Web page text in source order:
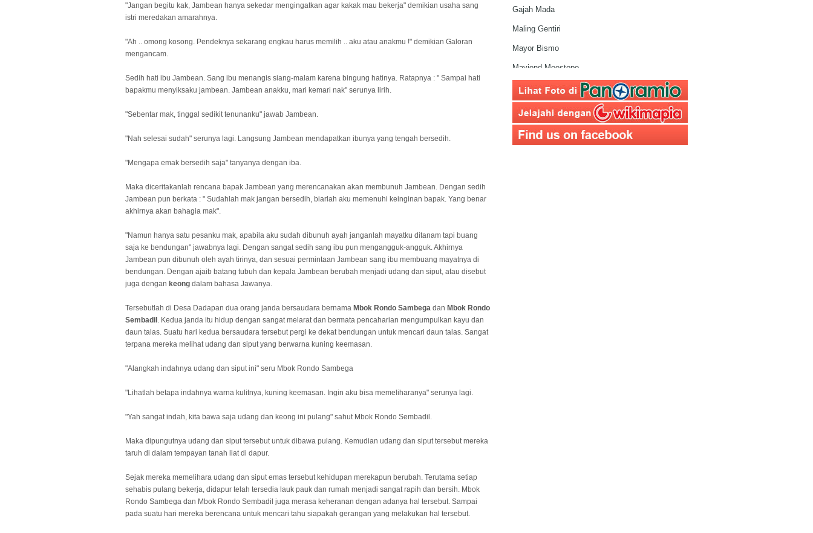
"Jangan begitu kak, Jambean hanya sekedar mengingatkan agar kakak mau bekerja" demikian usaha sang
istri meredakan amarahnya.
"Ah .. omong kosong. Pendeknya sekarang engkau harus memilih .. aku atau anakmu !" demikian Galoran
mengancam.
Sedih hati ibu Jambean. Sang ibu menangis siang-malam karena bingung hatinya. Ratapnya : " Sampai hati
bapakmu menyiksaku jambean. Jambean anakku, mari kemari nak" serunya lirih.
"Sebentar mak, tinggal sedikit tenunanku" jawab Jambean.
"Nah selesai sudah" serunya lagi. Langsung Jambean mendapatkan ibunya yang tengah bersedih.
"Mengapa emak bersedih saja" tanyanya dengan iba.
Maka diceritakanlah rencana bapak Jambean yang merencanakan akan membunuh Jambean. Dengan sedih
Jambean pun berkata : " Sudahlah mak jangan bersedih, biarlah aku memenuhi keinginan bapak. Yang benar
akhirnya akan bahagia mak".
"Namun hanya satu pesanku mak, apabila aku sudah dibunuh ayah janganlah mayatku ditanam tapi buang
saja ke bendungan" jawabnya lagi. Dengan sangat sedih sang ibu pun mengangguk-angguk. Akhirnya
Jambean pun dibunuh oleh ayah tirinya, dan sesuai permintaan Jambean sang ibu membuang mayatnya di
bendungan. Dengan ajaib batang tubuh dan kepala Jambean berubah menjadi udang dan siput, atau disebut
juga dengan keong dalam bahasa Jawanya.
Tersebutlah di Desa Dadapan dua orang janda bersaudara bernama Mbok Rondo Sambega dan Mbok Rondo
Sembadil . Kedua janda itu hidup dengan sangat melarat dan bermata pencaharian mengumpulkan kayu dan
daun talas. Suatu hari kedua bersaudara tersebut pergi ke dekat bendungan untuk mencari daun talas. Sangat
terpana mereka melihat udang dan siput yang berwarna kuning keemasan.
"Alangkah indahnya udang dan siput ini" seru Mbok Rondo Sambega
"Lihatlah betapa indahnya warna kulitnya, kuning keemasan. Ingin aku bisa memeliharanya" serunya lagi.
"Yah sangat indah, kita bawa saja udang dan keong ini pulang" sahut Mbok Rondo Sembadil.
Maka dipungutnya udang dan siput tersebut untuk dibawa pulang. Kemudian udang dan siput tersebut mereka
taruh di dalam tempayan tanah liat di dapur.
Sejak mereka memelihara udang dan siput emas tersebut kehidupan merekapun berubah. Terutama setiap
sehabis pulang bekerja, didapur telah tersedia lauk pauk dan rumah menjadi sangat rapih dan bersih. Mbok
Rondo Sambega dan Mbok Rondo Sembadil juga merasa keheranan dengan adanya hal tersebut. Sampai
pada suatu hari mereka berencana untuk mencari tahu siapakah gerangan yang melakukan hal tersebut.
Sasana Krida Surya Kencana
Hotel Grand Surya
Rusunawa
Masjid Agung Kediri
Gajah Mada
Maling Gentiri
Mayor Bismo
Mayjend Moestopo
Tan Malaka
Harsono